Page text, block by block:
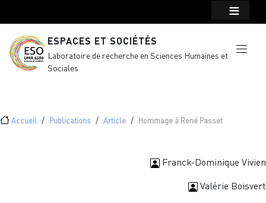
ESPACES ET SOCIÉTÉS
Laboratoire de recherche en Sciences Humaines et
Sociales
Fil d'Ariane
Accueil Publications Article Hommage à René Passet
Franck-Dominique Vivien
Valérie Boisvert